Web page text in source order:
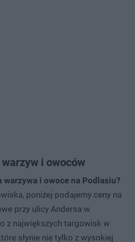
i owoców
warzywa i owoce na Podlasiu?
poniżej podajemy ceny na
przy ulicy Andersa w
z największych targowisk w
słynie nie tylko z wysokiej